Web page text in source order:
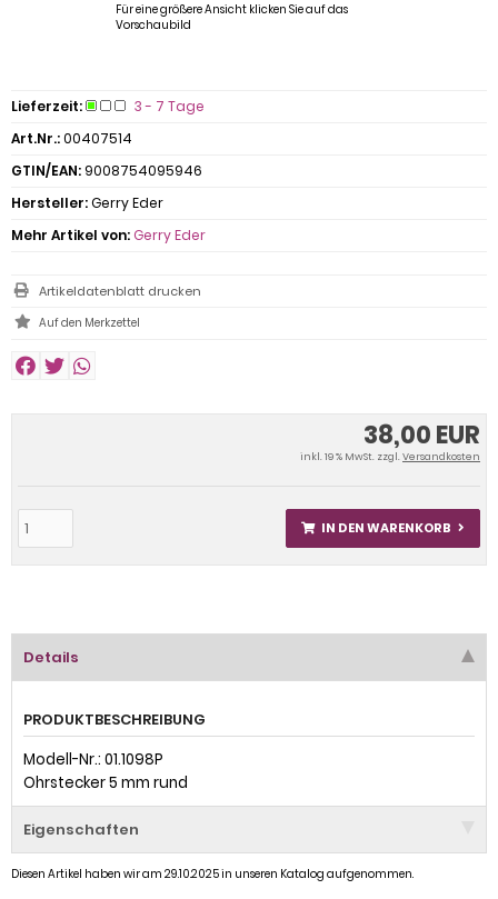
Für eine größere Ansicht klicken Sie auf das
Vorschaubild
38,00 EUR
inkl. 19 % MwSt. zzgl.Versandkosten
IN DEN WARENKORB
Lieferzeit:
3 - 7 Tage
Art.Nr.:00407514
GTIN/EAN: 9008754095946
Hersteller:Gerry Eder
Mehr Artikel von: Gerry Eder
Artikeldatenblatt drucken
Details
PRODUKTBESCHREIBUNG
Modell-Nr.: 01.1098P
Ohrstecker 5 mm rund
Eigenschaften
Diesen Artikel haben wir am 29.10.2025 in unseren Katalog aufgenommen.